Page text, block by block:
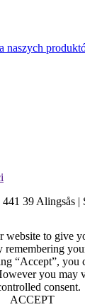
naszych
39 Alingsås |
website to give
remembering
“Accept”, you
you may
consent.
ACCEPT